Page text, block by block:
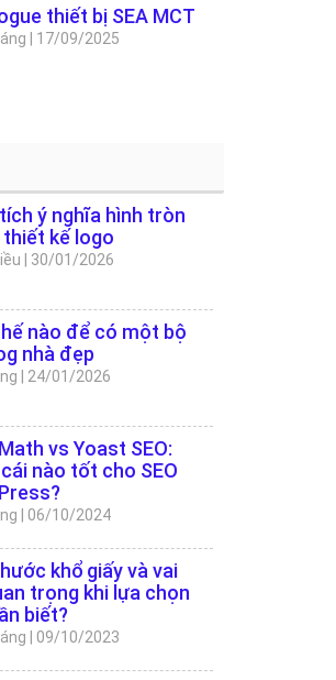
thiết bị SEA MCT
17/09/2025
ý nghĩa hình tròn
kế logo
30/01/2026
nào để có một bộ
nhà đẹp
24/01/2026
vs Yoast SEO:
nào tốt cho SEO
06/10/2024
khổ giấy và vai
trọng khi lựa chọn
biết?
09/10/2023